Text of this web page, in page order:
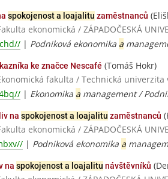
spokojenost a loajalitu zaměstnanců
ekonomická / ZÁPADOČESKÁ
| Podniková ekonomika a
ke značce Nescafé (Tomáš Hokr)
fakulta / Technická univerzita
| Ekonomika a management /
na spokojenost a loajalitu zaměstnanců
ekonomická / ZÁPADOČESKÁ
| Podniková ekonomika a
na spokojenost a loajalitu návštěvníků